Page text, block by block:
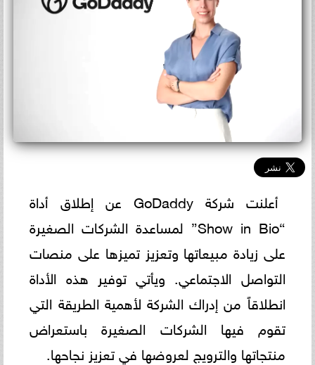
أعلنت شركة GoDaddy عن إطلاق أداة
“Show in Bio” لمساعدة الشركات الصغيرة
على زيادة مبيعاتها وتعزيز تميزها على منصات
التواصل الاجتماعي. ويأتي توفير هذه الأداة
انطلاقاً من إدراك الشركة لأهمية الطريقة التي
تقوم فيها الشركات الصغيرة باستعراض
منتجاتها والترويج لعروضها في تعزيز نجاحها.